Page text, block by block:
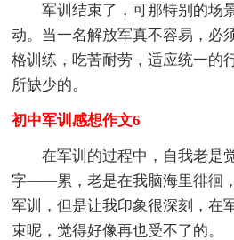
军训结束了，可那特别的场
动。当一名解放军真不容易，必
格训练，吃苦耐劳，适应统一的
所缺少的。
初中军训感想作文6
在军训的过程中，自我老是
字——累，老是在我脑海里徘徊
军训，但是让我印象很深刻，在
束呢，觉得好像再也受不了的。